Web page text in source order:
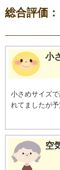
総合評価：
小
小さめサイズ
れてましたが
空